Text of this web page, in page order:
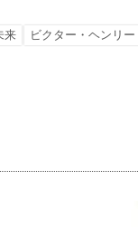
来
ビクター・ヘンリー